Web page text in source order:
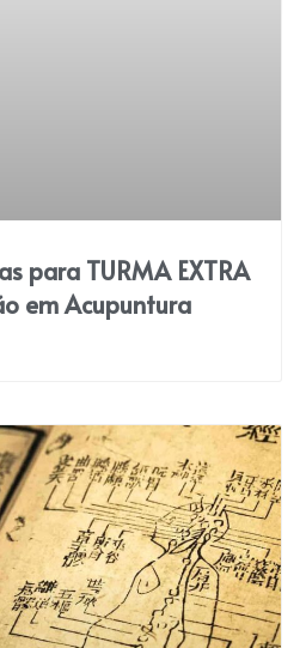
para TURMA EXTRA
em Acupuntura